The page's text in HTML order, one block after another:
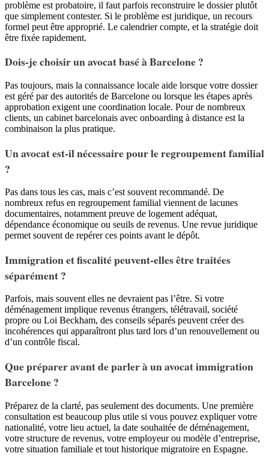
problème est probatoire, il faut parfois reconstruire le dossier plutôt
que simplement contester. Si le problème est juridique, un recours
formel peut être approprié. Le calendrier compte, et la stratégie doit
être fixée rapidement.
Dois-je choisir un avocat basé à Barcelone ?
Pas toujours, mais la connaissance locale aide lorsque votre dossier
est géré par des autorités de Barcelone ou lorsque les étapes après
approbation exigent une coordination locale. Pour de nombreux
clients, un cabinet barcelonais avec onboarding à distance est la
combinaison la plus pratique.
Un avocat est-il nécessaire pour le regroupement familial
?
Pas dans tous les cas, mais c’est souvent recommandé. De
nombreux refus en regroupement familial viennent de lacunes
documentaires, notamment preuve de logement adéquat,
dépendance économique ou seuils de revenus. Une revue juridique
permet souvent de repérer ces points avant le dépôt.
Immigration et fiscalité peuvent-elles être traitées
séparément ?
Parfois, mais souvent elles ne devraient pas l’être. Si votre
déménagement implique revenus étrangers, télétravail, société
propre ou Loi Beckham, des conseils séparés peuvent créer des
incohérences qui apparaîtront plus tard lors d’un renouvellement ou
d’un contrôle fiscal.
Que préparer avant de parler à un avocat immigration
Barcelone ?
Préparez de la clarté, pas seulement des documents. Une première
consultation est beaucoup plus utile si vous pouvez expliquer votre
nationalité, votre lieu actuel, la date souhaitée de déménagement,
votre structure de revenus, votre employeur ou modèle d’entreprise,
votre situation familiale et tout historique migratoire en Espagne.